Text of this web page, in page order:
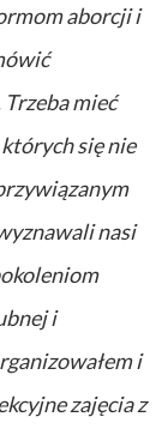
aborcji i
mieć
się nie
nasi
i
i
zajęcia z